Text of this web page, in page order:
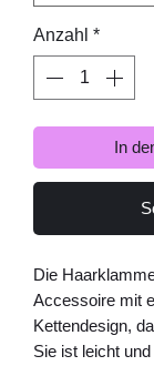
Anzahl *
In
Die
Accessoire mit
Kettendesign,
Sie ist leicht